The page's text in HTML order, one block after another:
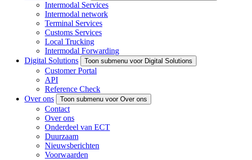
Intermodal Services
Intermodal network
Terminal Services
Customs Services
Local Trucking
Intermodal Forwarding
Digital Solutions
Toon submenu voor Digital Solutions
Customer Portal
API
Reference Check
Over ons
Toon submenu voor Over ons
Contact
Over ons
Onderdeel van ECT
Duurzaam
Nieuwsberichten
Voorwaarden